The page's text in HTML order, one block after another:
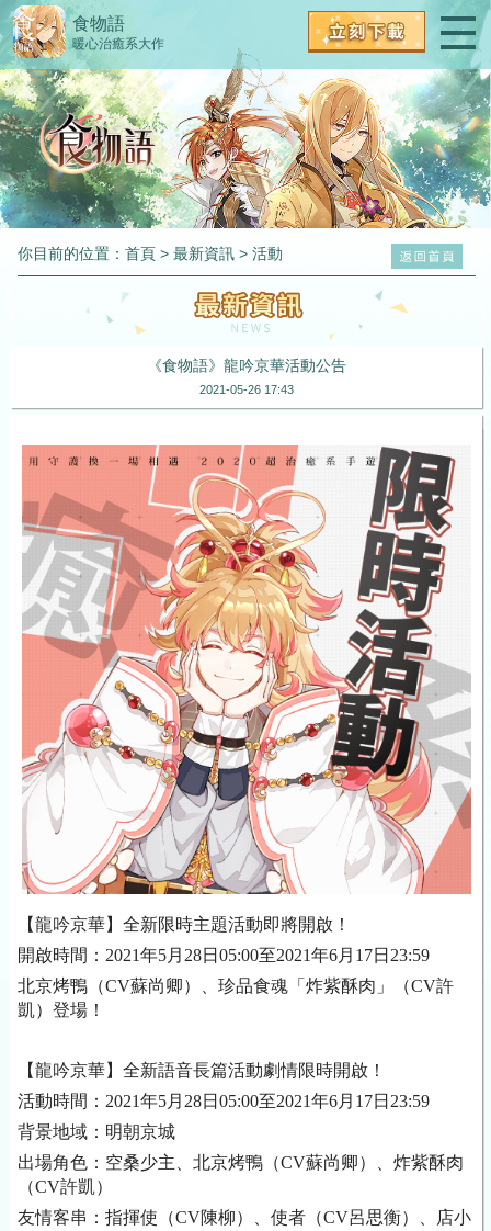
食物語
暖心治癒系大作
你目前的位置：首頁 >最新資訊 >活動
《食物語》龍吟京華活動公告
2021-05-26 17:43
【龍吟京華】全新限時主題活動即將開啟！
開啟時間： 2021年5月28日05:00至2021年6月17日23:59
北京烤鴨（CV蘇尚卿）、珍品食魂「炸紫酥肉」（CV許
凱）登場！
【龍吟京華】全新語音長篇活動劇情限時開啟！
活動時間：2021年5月28日05:00至2021年6月17日23:59
背景地域：明朝京城
出場角色：空桑少主、北京烤鴨（CV蘇尚卿）、炸紫酥肉
（CV許凱）
友情客串：指揮使（CV陳柳）、使者（CV呂思衡）、店小